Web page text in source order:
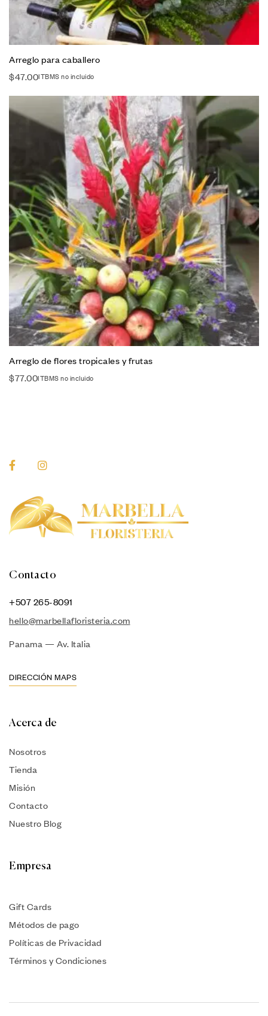
Arreglo para caballero
$47.00ITBMS no incluido
Arreglo de flores tropicales y frutas
$77.00ITBMS no incluido
Contacto
+507 265-8091
hello@marbellafloristeria.com
Panama — Av. Italia
DIRECCIÓN MAPS
Acerca de
Nosotros
Tienda
Misión
Contacto
Nuestro Blog
Empresa
Gift Cards
Métodos de pago
Políticas de Privacidad
Términos y Condiciones